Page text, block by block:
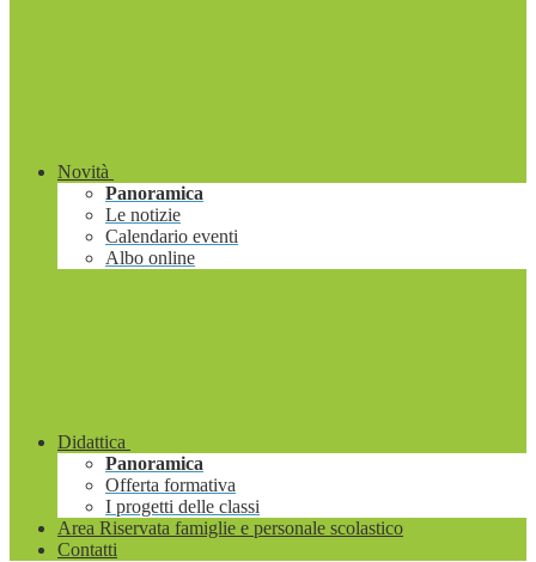
Novità
Panoramica
Le notizie
Calendario eventi
Albo online
Didattica
Panoramica
Offerta formativa
I progetti delle classi
Area Riservata famiglie e personale scolastico
Contatti